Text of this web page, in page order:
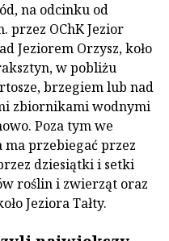
na odcinku od
przez OChK Jezior
Jeziorem Orzysz, koło
w pobliżu
brzegiem lub nad
zbiornikami wodnymi
Poza tym we
przebiegać przez
dziesiątki i setki
roślin i zwierząt oraz
Jeziora Tałty.